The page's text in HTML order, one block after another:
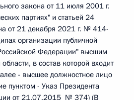
закона от 11 июля 2001 г.
партиях" и статьей 24
от 21 декабря 2021 г. № 414-
организации публичной
Федерации" высшим
в состав которой входит
- высшее должностное лицо
пунктом - Указ Президента
от 21.07.2015 № 374) (В